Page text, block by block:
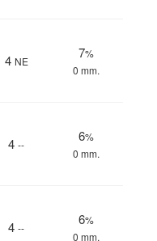
4 NE
7%
0 mm.
4 --
6%
0 mm.
4 --
6%
0 mm.